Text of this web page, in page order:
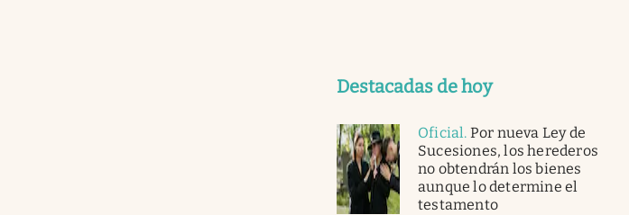
Destacadas de hoy
Oficial. Por nueva Ley de
Sucesiones, los herederos
no obtendrán los bienes
aunque lo determine el
testamento